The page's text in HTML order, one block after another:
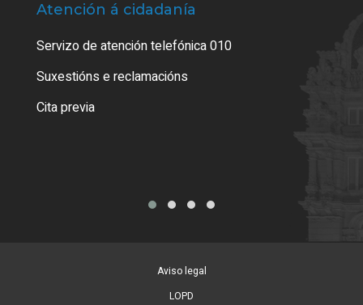
Atención á cidadanía
Servizo de atención telefónica 010
Suxestións e reclamacións
Cita previa
Aviso legal
LOPD